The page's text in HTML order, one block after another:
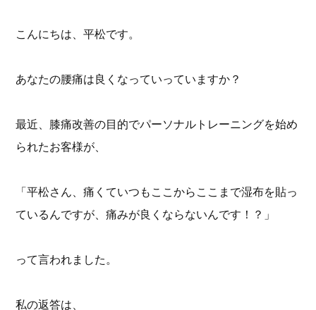
こんにちは、平松です。
あなたの腰痛は良くなっていっていますか？
最近、膝痛改善の目的でパーソナルトレーニングを始め
られたお客様が、
「平松さん、痛くていつもここからここまで湿布を貼っ
ているんですが、痛みが良くならないんです！？」
って言われました。
私の返答は、